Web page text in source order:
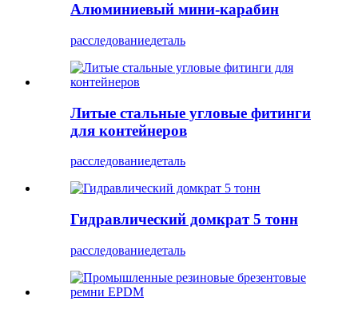
Алюминиевый мини-карабин
расследованиедеталь
Литые стальные угловые фитинги
для контейнеров
расследованиедеталь
Гидравлический домкрат 5 тонн
расследованиедеталь